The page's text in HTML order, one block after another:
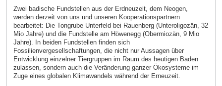
Zwei badische Fundstellen aus der Erdneuzeit, dem Neogen,
werden derzeit von uns und unseren Kooperationspartnern
bearbeitet: Die Tongrube Unterfeld bei Rauenberg (Unteroligozän, 32
Mio Jahre) und die Fundstelle am Höwenegg (Obermiozän, 9 Mio
Jahre). In beiden Fundstellen finden sich
Fossilienvergesellschaftungen, die nicht nur Aussagen über
Entwicklung einzelner Tiergruppen im Raum des heutigen Baden
zulassen, sondern auch die Veränderung ganzer Ökosysteme im
Zuge eines globalen Klimawandels während der Erneuzeit.